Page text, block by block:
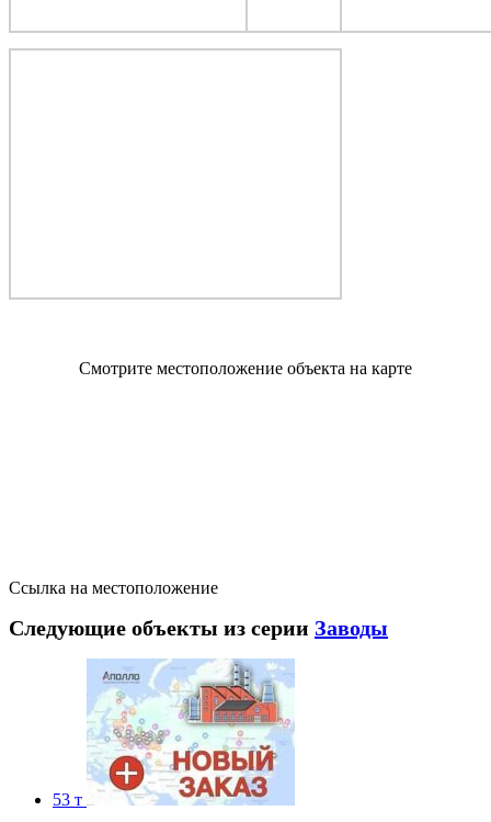
Смотрите местоположение объекта на карте
Ссылка на местоположение
Следующие объекты из серии Заводы
53 т